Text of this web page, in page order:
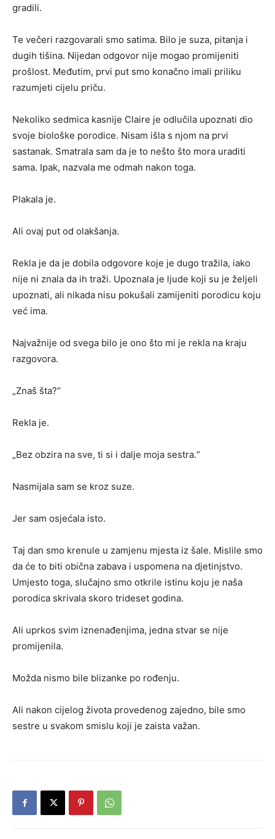
gradili.
Te večeri razgovarali smo satima. Bilo je suza, pitanja i
dugih tišina. Nijedan odgovor nije mogao promijeniti
prošlost. Međutim, prvi put smo konačno imali priliku
razumjeti cijelu priču.
Nekoliko sedmica kasnije Claire je odlučila upoznati dio
svoje biološke porodice. Nisam išla s njom na prvi
sastanak. Smatrala sam da je to nešto što mora uraditi
sama. Ipak, nazvala me odmah nakon toga.
Plakala je.
Ali ovaj put od olakšanja.
Rekla je da je dobila odgovore koje je dugo tražila, iako
nije ni znala da ih traži. Upoznala je ljude koji su je željeli
upoznati, ali nikada nisu pokušali zamijeniti porodicu koju
već ima.
Najvažnije od svega bilo je ono što mi je rekla na kraju
razgovora.
„Znaš šta?“
Rekla je.
„Bez obzira na sve, ti si i dalje moja sestra.“
Nasmijala sam se kroz suze.
Jer sam osjećala isto.
Taj dan smo krenule u zamjenu mjesta iz šale. Mislile smo
da će to biti obična zabava i uspomena na djetinjstvo.
Umjesto toga, slučajno smo otkrile istinu koju je naša
porodica skrivala skoro trideset godina.
Ali uprkos svim iznenađenjima, jedna stvar se nije
promijenila.
Možda nismo bile blizanke po rođenju.
Ali nakon cijelog života provedenog zajedno, bile smo
sestre u svakom smislu koji je zaista važan.